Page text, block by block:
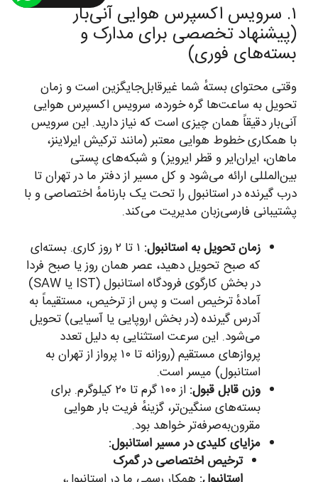
۱. سرویس اکسپرس هوایی آنی‌بار
(پیشنهاد تخصصی برای مدارک و
بسته‌های فوری)
وقتی محتوای بستهٔ شما غیرقابل‌جایگزین است و زمان
تحویل به ساعت‌ها گره خورده، سرویس اکسپرس هوایی
آنی‌بار دقیقاً همان چیزی است که نیاز دارید. این سرویس
با همکاری خطوط هوایی معتبر (مانند ترکیش ایرلاینز،
ماهان، ایران‌ایر و قطر ایرویز) و شبکه‌های پستی
بین‌المللی ارائه می‌شود و کل مسیر از دفتر ما در تهران تا
درب گیرنده در استانبول را تحت یک بارنامهٔ اختصاصی و با
پشتیبانی فارسی‌زبان مدیریت می‌کند.
زمان تحویل به استانبول:
۱ تا ۲ روز کاری. بسته‌ای
که صبح تحویل دهید، عصر همان روز یا صبح فردا
در بخش کارگوی فرودگاه استانبول (IST یا SAW)
آمادهٔ ترخیص است و پس از ترخیص، مستقیماً به
آدرس گیرنده (در بخش اروپایی یا آسیایی) تحویل
می‌شود. این سرعت استثنایی به دلیل تعدد
پروازهای مستقیم (روزانه تا ۱۰ پرواز از تهران به
استانبول) میسر است.
وزن قابل قبول:
از ۱۰۰ گرم تا ۲۰ کیلوگرم. برای
بسته‌های سنگین‌تر، گزینهٔ فریت بار هوایی
مقرون‌به‌صرفه‌تر خواهد بود.
مزایای کلیدی در مسیر استانبول:
ترخیص اختصاصی در گمرک